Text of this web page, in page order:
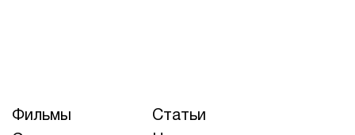
Фильмы
Статьи